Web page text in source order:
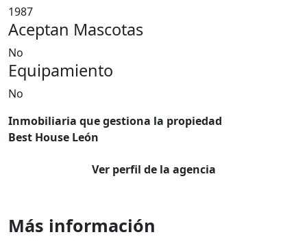
1987
Aceptan Mascotas
No
Equipamiento
No
Inmobiliaria que gestiona la propiedad
Best House León
Ver perfil de la agencia
Más información